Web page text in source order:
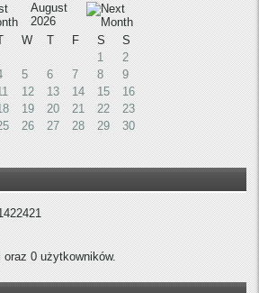
August
2026
W T F S
S
1
2
5 6 7 8
9
12 13 14 15
16
19 20 21 22
23
26 27 28 29
30
oraz 0 użytkowników.